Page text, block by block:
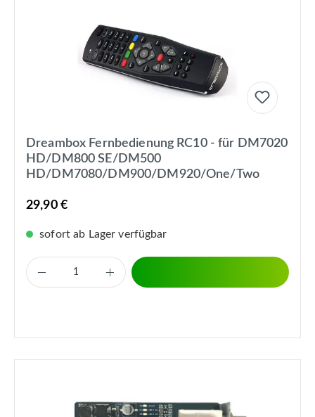
Dreambox Fernbedienung RC10 - für DM7020
HD/DM800 SE/DM500
HD/DM7080/DM900/DM920/One/Two
29,90 €
sofort ab Lager verfügbar